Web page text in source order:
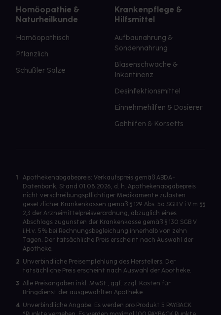
Homöopathie &
Naturheilkunde
Homöopathisch
Pflanzlich
Schüßler Salze
Krankenpflege &
Hilfsmittel
Aufbaunahrung &
Sondennahrung
Blasenschwäche &
Inkontinenz
Desinfektionsmittel
Einnehmehilfen & Dosierer
Gehhilfen & Korsetts
1
Apothekenabgabepreis: Verkaufspreis gemäß ABDA-
Datenbank, Stand 01.08.2026, d. h. Apothekenabgabepreis
nicht verschreibungspflichtiger Medikamente zulasten
gesetzlicher Krankenkassen gemäß § 129 Abs. 5a SGB V i.V.m §§
2,3 der Arzneimittelpreisverordnung, abzüglich eines
Abschlags zugunsten der Krankenkasse gemäß § 130 SGB V
i.H.v. 5% bei Rechnungsbegleichung innerhalb von zehn
Tagen. Der tatsächliche Preis erscheint nach Auswahl der
Apotheke.
2 Unverbindliche Preisempfehlung des Herstellers. Der
tatsächliche Preis erscheint nach Auswahl der Apotheke.
3 Alle Preisangaben inkl. MwSt., ggf. zzgl. Kosten für
Bringdienst der ausgewählten Apotheke.
4 Unverbindliche Angabe. Es werden pro Produkt 5 PAYBACK